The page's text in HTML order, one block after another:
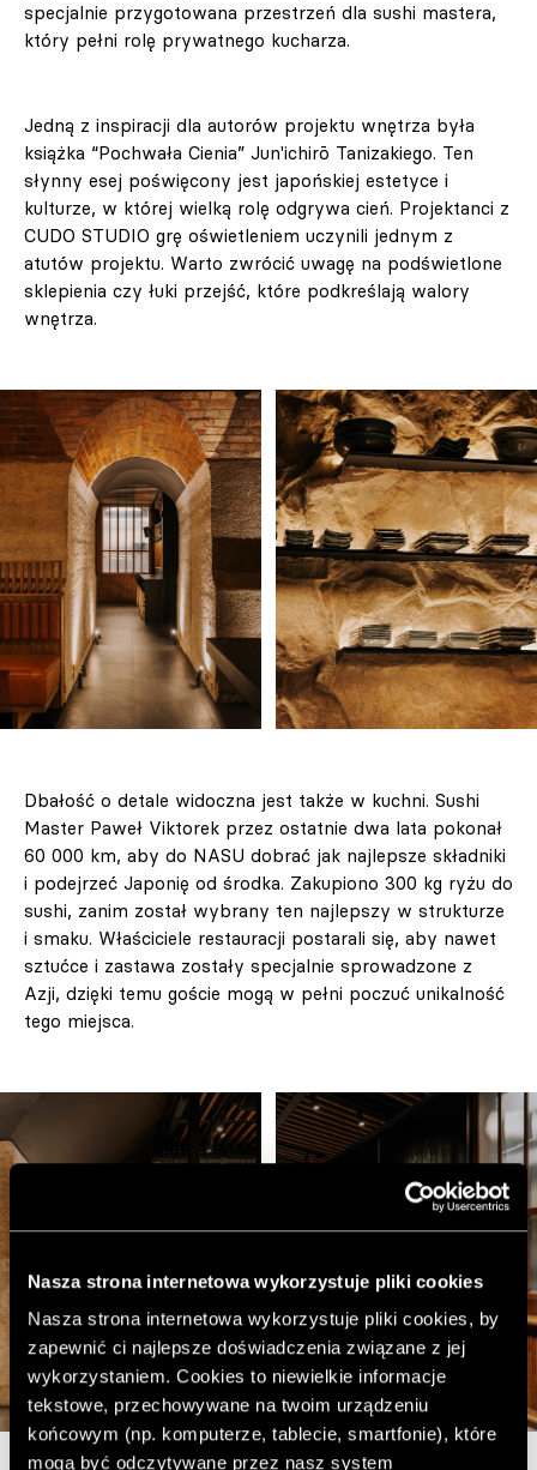
Nasza strona internetowa wykorzystuje pliki cookies
Nasza strona internetowa wykorzystuje pliki cookies, by
zapewnić ci najlepsze doświadczenia związane z jej
wykorzystaniem. Cookies to niewielkie informacje
tekstowe, przechowywane na twoim urządzeniu
końcowym (np. komputerze, tablecie, smartfonie), które
mogą być odczytywane przez nasz system
specjalnie przygotowana przestrzeń dla sushi mastera,
który pełni rolę prywatnego kucharza.
Jedną z inspiracji dla autorów projektu wnętrza była
książka “Pochwała Cienia” Jun'ichirō Tanizakiego. Ten
słynny esej poświęcony jest japońskiej estetyce i
kulturze, w której wielką rolę odgrywa cień. Projektanci z
CUDO STUDIO grę oświetleniem uczynili jednym z
atutów projektu. Warto zwrócić uwagę na podświetlone
sklepienia czy łuki przejść, które podkreślają walory
wnętrza.
Dbałość o detale widoczna jest także w kuchni. Sushi
Master Paweł Viktorek przez ostatnie dwa lata pokonał
60 000 km, aby do NASU dobrać jak najlepsze składniki
i podejrzeć Japonię od środka. Zakupiono 300 kg ryżu do
sushi, zanim został wybrany ten najlepszy w strukturze
i smaku. Właściciele restauracji postarali się, aby nawet
sztućce i zastawa zostały specjalnie sprowadzone z
Azji, dzięki temu goście mogą w pełni poczuć unikalność
tego miejsca.